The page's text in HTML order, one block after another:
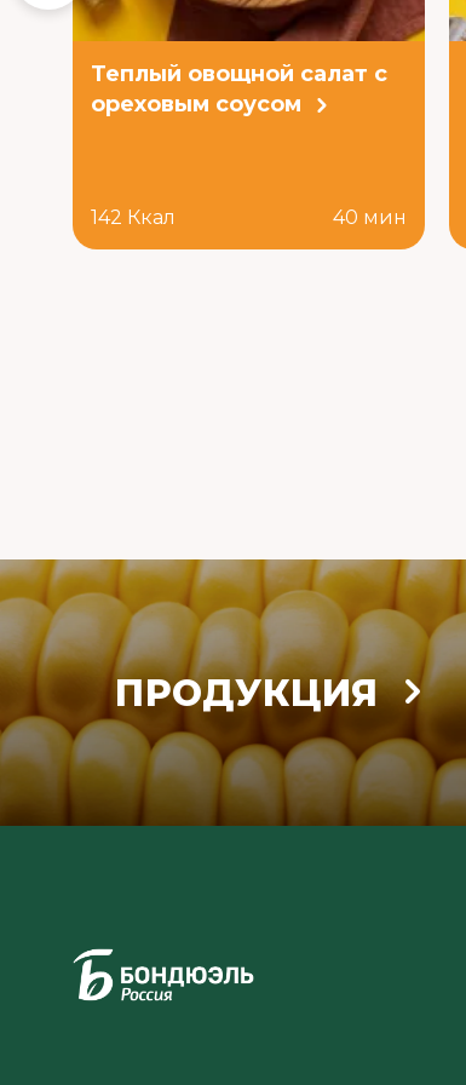
Теплый овощной салат с
ореховым соусом
142 Ккал 40 мин
ПРОДУКЦИЯ